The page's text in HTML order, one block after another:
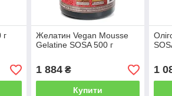
г
Желатин Vegan Mousse
Gelatine SOSA 500 г
1 884₴
Купити
1